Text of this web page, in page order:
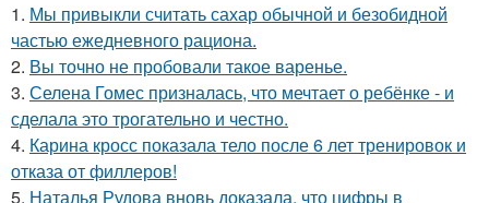
1. Мы привыкли считать сахар обычной и безобидной
частью ежедневного рациона.
2. Вы точно не пробовали такое варенье.
3. Селена Гомес призналась, что мечтает о ребёнке - и
сделала это трогательно и честно.
4. Карина кросс показала тело после 6 лет тренировок и
отказа от филлеров!
5. Наталья Рудова вновь доказала, что цифры в